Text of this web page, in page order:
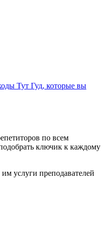
Тут Гуд, которые вы
по всем
ключик к каждому
услуги преподавателей